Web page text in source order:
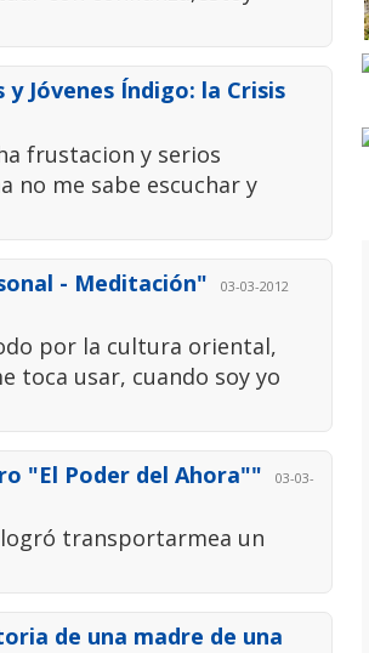
Jóvenes Índigo: la Crisis
frustacion y serios
no me sabe escuchar y
- Meditación"
03-03-2012
por la cultura oriental,
toca usar, cuando soy yo
"El Poder del Ahora""
03-03-
transportarmea un
de una madre de una